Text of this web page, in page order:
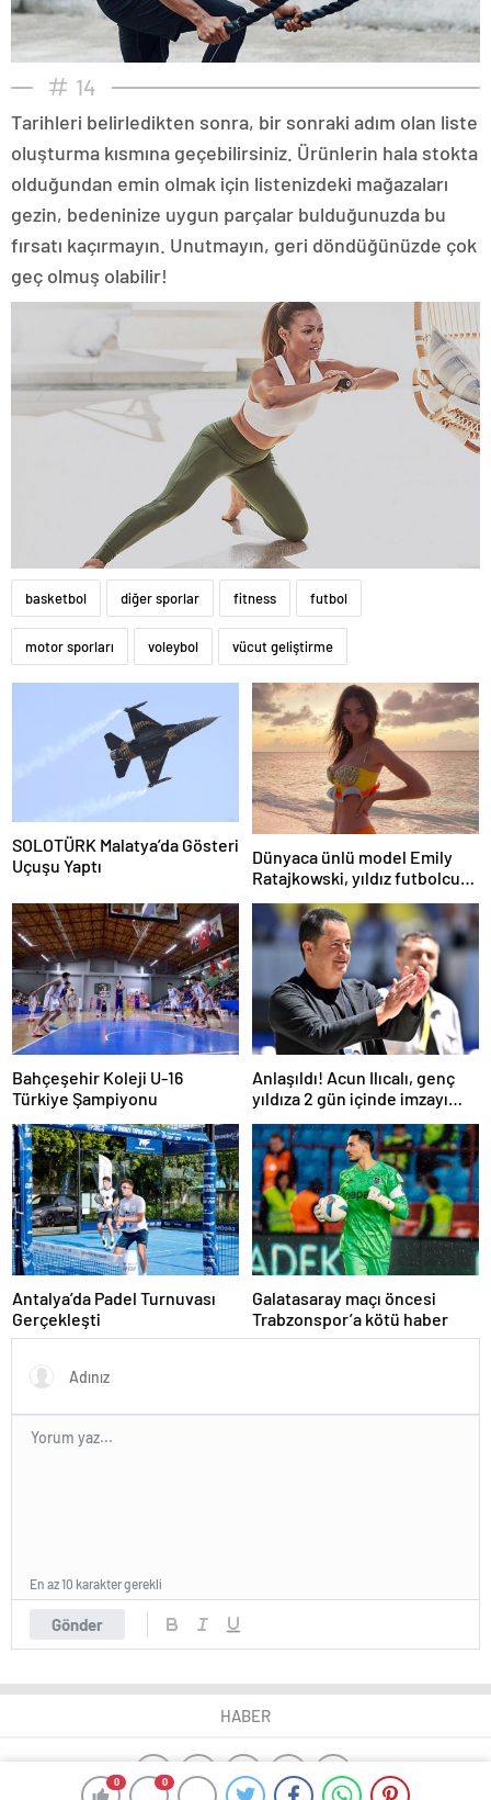
0 0
14
Tarihleri belirledikten sonra, bir sonraki adım olan liste
oluşturma kısmına geçebilirsiniz. Ürünlerin hala stokta
olduğundan emin olmak için listenizdeki mağazaları
gezin, bedeninize uygun parçalar bulduğunuzda bu
fırsatı kaçırmayın. Unutmayın, geri döndüğünüzde çok
geç olmuş olabilir!
basketbol diğer sporlar fitness futbol
motor sporları voleybol vücut geliştirme
SOLOTÜRK Malatya’da Gösteri
Uçuşu Yaptı
Dünyaca ünlü model Emily
Ratajkowski, yıldız futbolcuya
Bahçeşehir Koleji U-16
Türkiye Şampiyonu
Anlaşıldı! Acun Ilıcalı, genç
yıldıza 2 gün içinde imzayı
Antalya’da Padel Turnuvası
Gerçekleşti
Galatasaray maçı öncesi
Trabzonspor’a kötü haber
Gönder
En az 10 karakter gerekli
HABER